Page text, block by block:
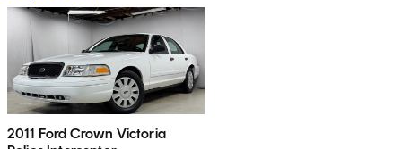
2011 Ford Crown Victoria